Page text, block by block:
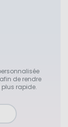
de rendre
plus rapide.